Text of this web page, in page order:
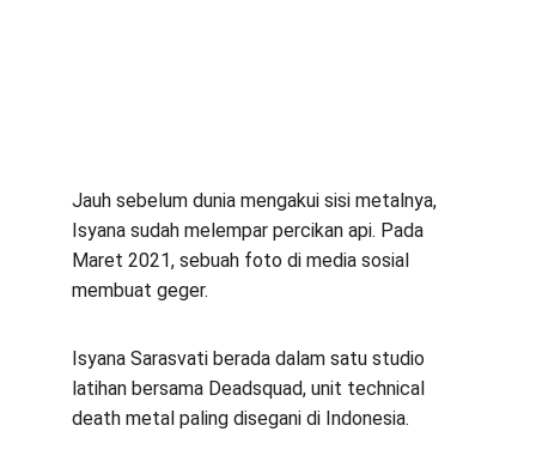
Jauh sebelum dunia mengakui sisi metalnya,
Isyana sudah melempar percikan api. Pada
Maret 2021, sebuah foto di media sosial
membuat geger.
Isyana Sarasvati berada dalam satu studio
latihan bersama Deadsquad, unit technical
death metal paling disegani di Indonesia.